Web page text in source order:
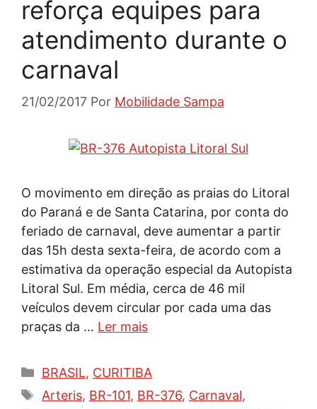
reforça equipes para
atendimento durante o
carnaval
21/02/2017 Por Mobilidade Sampa
O movimento em direção as praias do Litoral
do Paraná e de Santa Catarina, por conta do
feriado de carnaval, deve aumentar a partir
das 15h desta sexta-feira, de acordo com a
estimativa da operação especial da Autopista
Litoral Sul. Em média, cerca de 46 mil
veículos devem circular por cada uma das
praças da … Ler mais
Categorias
BRASIL, CURITIBA
Tags
Arteris, BR-101, BR-376, Carnaval,